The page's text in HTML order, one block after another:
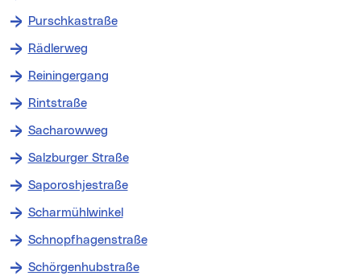
Purschkastraße
Rädlerweg
Reiningergang
Rintstraße
Sacharowweg
Salzburger Straße
Saporoshjestraße
Scharmühlwinkel
Schnopfhagenstraße
Schörgenhubstraße